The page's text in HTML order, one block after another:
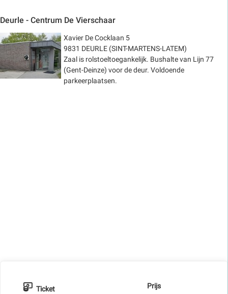
Deurle - Centrum De Vierschaar
Xavier De Cocklaan 5
9831 DEURLE (SINT-MARTENS-LATEM)
Zaal is rolstoeltoegankelijk. Bushalte van Lijn 77
(Gent-Deinze) voor de deur. Voldoende
parkeerplaatsen.
Ticket
Prijs